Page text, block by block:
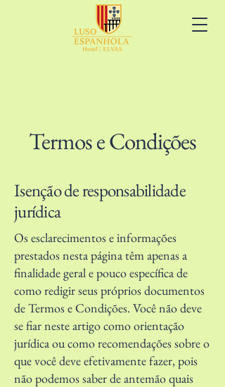
Termos e Condições
Isenção de responsabilidade
jurídica
Os esclarecimentos e informações
prestados nesta página têm apenas a
finalidade geral e pouco específica de
como redigir seus próprios documentos
de Termos e Condições. Você não deve
se fiar neste artigo como orientação
jurídica ou como recomendações sobre o
que você deve efetivamente fazer, pois
não podemos saber de antemão quais